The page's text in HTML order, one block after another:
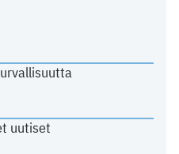
uutiset